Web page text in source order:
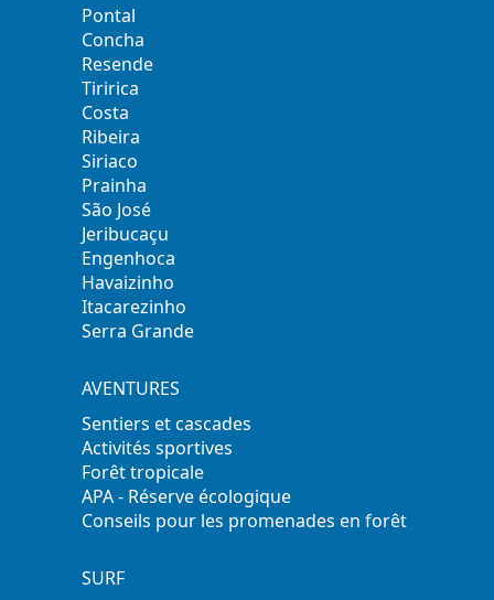
Pontal
Concha
Resende
Tiririca
Costa
Ribeira
Siriaco
Prainha
São José
Jeribucaçu
Engenhoca
Havaizinho
Itacarezinho
Serra Grande
AVENTURES
Sentiers et cascades
Activités sportives
Forêt tropicale
APA - Réserve écologique
Conseils pour les promenades en forêt
SURF